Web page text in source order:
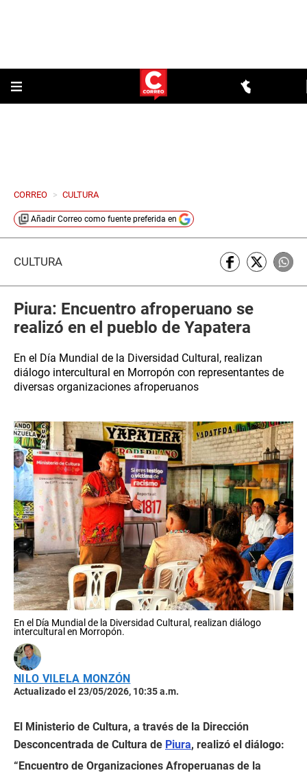
CORREO > CULTURA
Añadir Correo como fuente preferida en
CULTURA
Piura: Encuentro afroperuano se
realizó en el pueblo de Yapatera
En el Día Mundial de la Diversidad Cultural, realizan
diálogo intercultural en Morropón con representantes de
diversas organizaciones afroperuanos
En el Día Mundial de la Diversidad Cultural, realizan diálogo
intercultural en Morropón.
NILO VILELA MONZÓN
Actualizado el 23/05/2026, 10:35 a.m.
El Ministerio de Cultura, a través de la Dirección
Desconcentrada de Cultura de Piura, realizó el diálogo:
“Encuentro de Organizaciones Afroperuanas de la